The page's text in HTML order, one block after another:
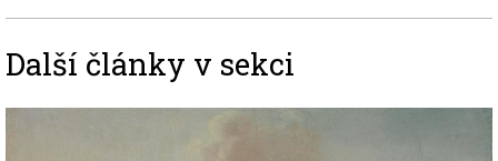
Další články v sekci